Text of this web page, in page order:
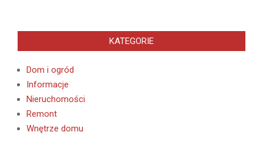
KATEGORIE
Dom i ogród
Informacje
Nieruchomości
Remont
Wnętrze domu